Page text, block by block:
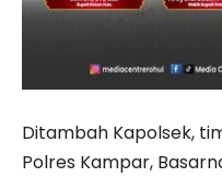
Ditambah Kapolsek,
Polres Kampar,